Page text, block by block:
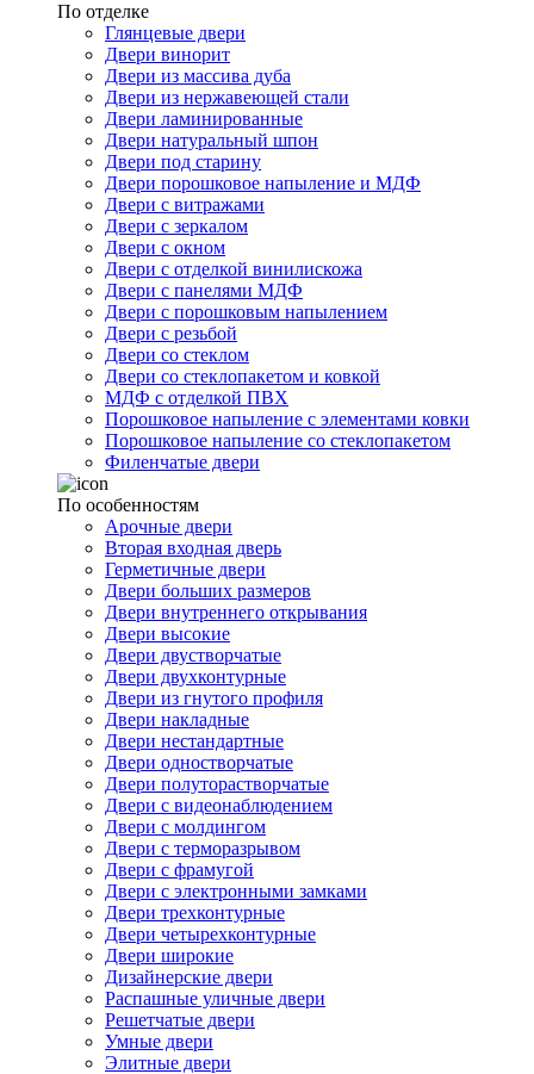
По отделке
Глянцевые двери
Двери винорит
Двери из массива дуба
Двери из нержавеющей стали
Двери ламинированные
Двери натуральный шпон
Двери под старину
Двери порошковое напыление и МДФ
Двери с витражами
Двери с зеркалом
Двери с окном
Двери с отделкой винилискожа
Двери с панелями МДФ
Двери с порошковым напылением
Двери с резьбой
Двери со стеклом
Двери со стеклопакетом и ковкой
МДФ с отделкой ПВХ
Порошковое напыление с элементами ковки
Порошковое напыление со стеклопакетом
Филенчатые двери
По особенностям
Арочные двери
Вторая входная дверь
Герметичные двери
Двери больших размеров
Двери внутреннего открывания
Двери высокие
Двери двустворчатые
Двери двухконтурные
Двери из гнутого профиля
Двери накладные
Двери нестандартные
Двери одностворчатые
Двери полуторастворчатые
Двери с видеонаблюдением
Двери с молдингом
Двери с терморазрывом
Двери с фрамугой
Двери с электронными замками
Двери трехконтурные
Двери четырехконтурные
Двери широкие
Дизайнерские двери
Распашные уличные двери
Решетчатые двери
Умные двери
Элитные двери